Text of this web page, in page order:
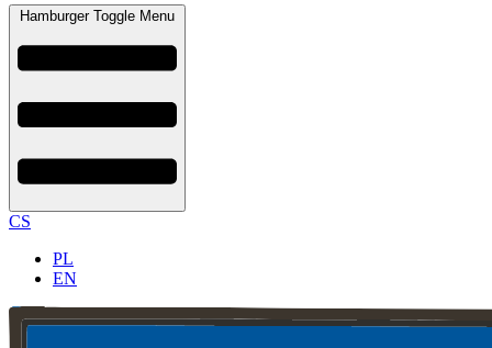
Hamburger Toggle Menu
CS
PL
EN